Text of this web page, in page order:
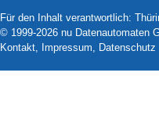
Für den Inhalt verantwortlich:
© 1999-2026 nu Datenautomaten
Kontakt, Impressum, Datenschutz